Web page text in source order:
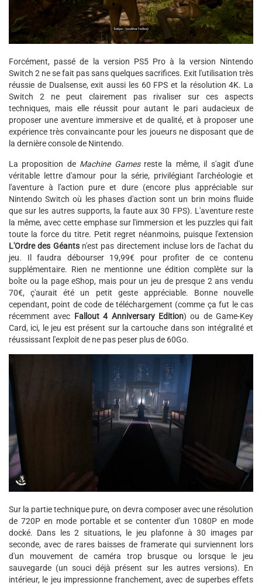
Forcément, passé de la version PS5 Pro à la version Nintendo
Switch 2 ne se fait pas sans quelques sacrifices. Exit l'utilisation très
réussie de Dualsense, exit aussi les 60 FPS et la résolution 4K. La
Switch 2 ne peut clairement pas rivaliser sur ces aspects
techniques, mais elle réussit pour autant le pari audacieux de
proposer une aventure immersive et de qualité, et à proposer une
expérience très convaincante pour les joueurs ne disposant que de
la dernière console de Nintendo.
La proposition de Machine Gamesreste la même, il s'agit d'une
véritable lettre d'amour pour la série, privilégiant l'archéologie et
l'aventure à l'action pure et dure (encore plus appréciable sur
Nintendo Switch où les phases d'action sont un brin moins fluide
que sur les autres supports, la faute aux 30 FPS). L'aventure reste
la même, avec cette emphase sur l'immersion et les puzzles qui fait
toute la force du titre. Petit regret néanmoins, puisque l'extension
L'Ordre des Géantsn'est pas directement incluse lors de l'achat du
jeu. Il faudra débourser 19,99€ pour profiter de ce contenu
supplémentaire. Rien ne mentionne une édition complète sur la
boîte ou la page eShop, mais pour un jeu de presque 2 ans vendu
70€, ç'aurait été un petit geste appréciable. Bonne nouvelle
cependant, point de code de téléchargement (comme ça fut le cas
récemment avec Fallout 4 Anniversary Edition) ou de Game-Key
Card, ici, le jeu est présent sur la cartouche dans son intégralité et
réussissant l'exploit de ne pas peser plus de 60Go.
Sur la partie technique pure, on devra composer avec une résolution
de 720P en mode portable et se contenter d'un 1080P en mode
docké. Dans les 2 situations, le jeu plafonne à 30 images par
seconde, avec de rares baisses de framerate qui surviennent lors
d'un mouvement de caméra trop brusque ou lorsque le jeu
sauvegarde (un souci déjà présent sur les autres versions). En
intérieur, le jeu impressionne franchement, avec de superbes effets